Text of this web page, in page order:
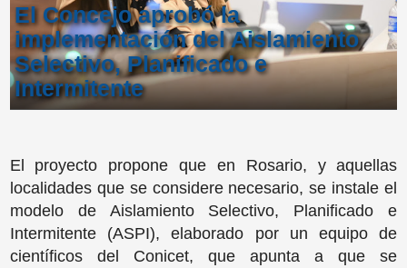
El Concejo aprobó la
implementación del Aislamiento
Selectivo, Planificado e
Intermitente
El proyecto propone que en Rosario, y aquellas
localidades que se considere necesario, se instale el
modelo de Aislamiento Selectivo, Planificado e
Intermitente (ASPI), elaborado por un equipo de
científicos del Conicet, que apunta a que se